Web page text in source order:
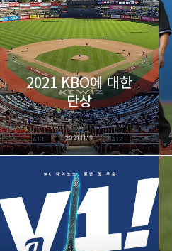
구독하기
카카오스토리 밴드
2021 KBO에 대한
단상
2021.11.19